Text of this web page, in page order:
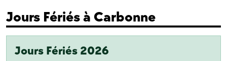
Jours Fériés à Carbonne
Jours Fériés 2026